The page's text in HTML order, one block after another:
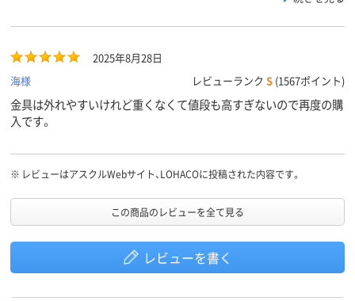
いたいです。
2025年8月28日
海様
レビューランク S (1567ポイント)
金具は外れやすいけれど重くなくて値段も高すぎないので再度の購
入です。
※ レビューはアスクルWebサイト、LOHACOに投稿された内容です。
この商品のレビューを全て見る
レビューを書く